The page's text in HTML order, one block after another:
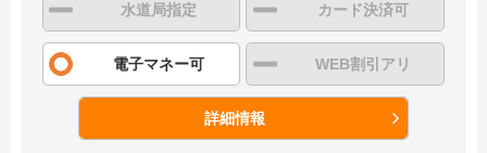
水道局指定 カード決済可
電子マネー可 WEB割引アリ
詳細情報